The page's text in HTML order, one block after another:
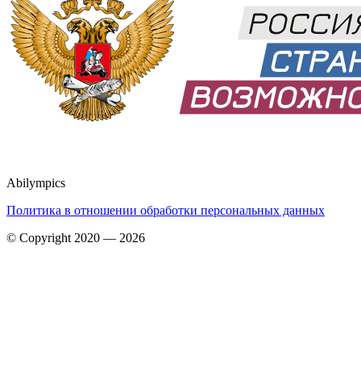
Abilympics
Политика в отношении обработки персональных данных
© Copyright 2020 — 2026